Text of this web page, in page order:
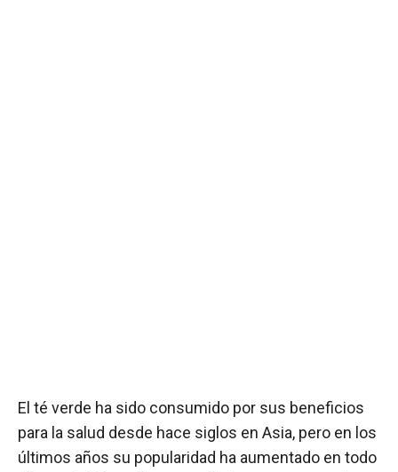
El té verde ha sido consumido por sus beneficios
para la salud desde hace siglos en Asia, pero en los
últimos años su popularidad ha aumentado en todo